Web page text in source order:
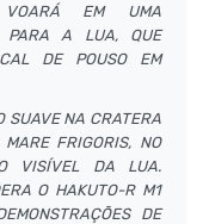
VOARÁ EM UMA
PARA A LUA, QUE
DE POUSO EM
SUAVE NA CRATERA
FRIGORIS, NO
VISÍVEL DA LUA.
O HAKUTO-R M1
DE